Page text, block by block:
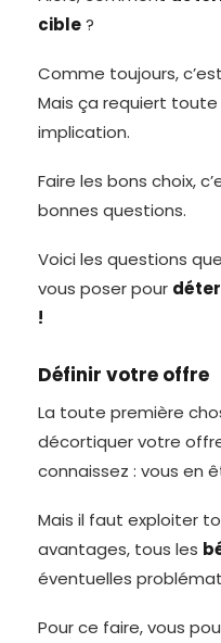
cible?
Comme toujours,
Mais ça requiert
implication.
Faire les bons choix,
bonnes questions.
Voici les questions
vous poser pour
!
Définir votre offre
La toute première
décortiquer votre
connaissez : vous en
Mais il faut exploiter
avantages, tous les
éventuelles
Pour ce faire, vous